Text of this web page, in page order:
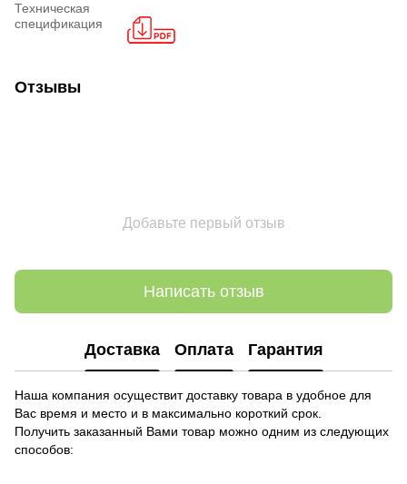
Техническая
спецификация
Отзывы
Добавьте первый отзыв
Написать отзыв
Доставка Оплата Гарантия
Наша компания осуществит доставку товара в удобное для
Вас время и место и в максимально короткий срок.
Получить заказанный Вами товар можно одним из следующих
способов: